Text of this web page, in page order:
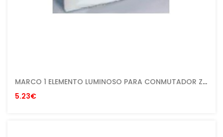
MARCO 1 ELEMENTO LUMINOSO PARA CONMUTADOR ZOCALO BLANCO SERIE 82
5.23€